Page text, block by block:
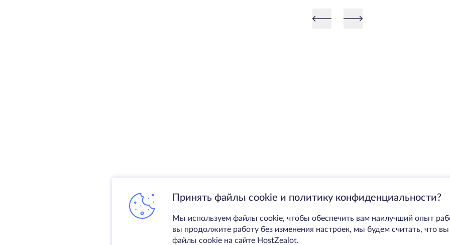
Принять файлы cookie и политику конфиденциальности?
Мы используем файлы cookie, чтобы обеспечить вам наилучший опыт
вы продолжите работу без изменения настроек, мы будем считать, что вы
файлы cookie на сайте HostZealot.